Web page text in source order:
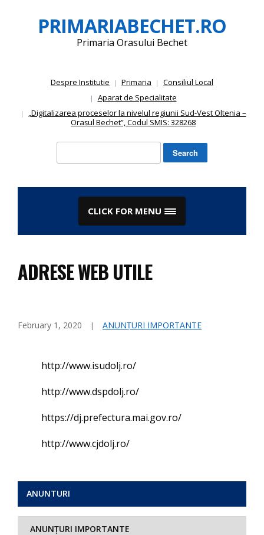
to
content
PRIMARIABECHET.RO
Primaria Orasului Bechet
Despre Institutie Primaria
Consiliul Local
Aparat de Specialitate
„Digitalizarea proceselor la nivelul regiunii Sud-Vest Oltenia –
Orașul Bechet”, Codul SMIS: 328268
CLICK FOR MENU
ADRESE WEB UTILE
February 1, 2020 ANUNȚURI IMPORTANTE
http://www.isudolj.ro/
http://www.dspdolj.ro/
https://dj.prefectura.mai.gov.ro/
http://www.cjdolj.ro/
ANUNTURI
ANUNȚURI IMPORTANTE